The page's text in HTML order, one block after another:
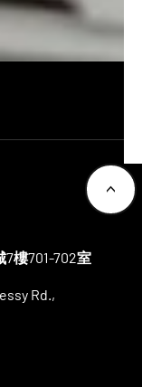
樓701-702室
Rd.,
<